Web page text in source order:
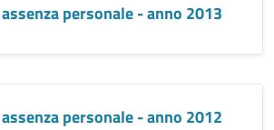
personale - anno 2013
personale - anno 2012